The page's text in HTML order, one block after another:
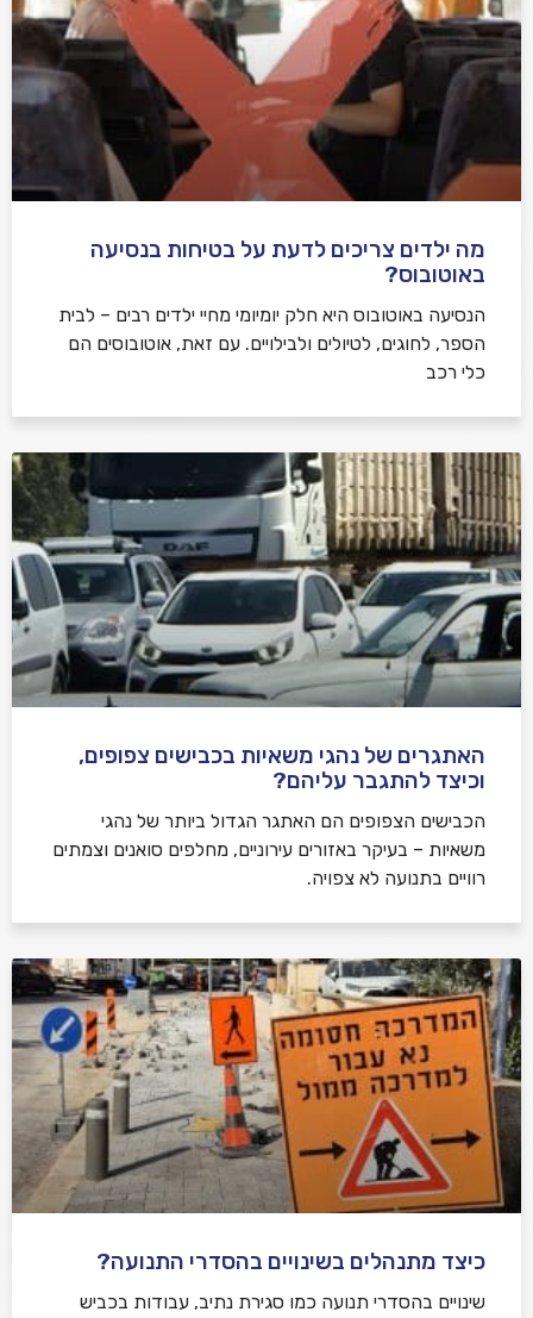
מה ילדים צריכים לדעת על בטיחות בנסיעה
באוטובוס?
הנסיעה באוטובוס היא חלק יומיומי מחיי ילדים רבים – לבית
הספר, לחוגים, לטיולים ולבילויים. עם זאת, אוטובוסים הם
כלי רכב
האתגרים של נהגי משאיות בכבישים צפופים,
וכיצד להתגבר עליהם?
הכבישים הצפופים הם האתגר הגדול ביותר של נהגי
משאיות – בעיקר באזורים עירוניים, מחלפים סואנים וצמתים
רוויים בתנועה לא צפויה.
כיצד מתנהלים בשינויים בהסדרי התנועה?
שינויים בהסדרי תנועה כמו סגירת נתיב, עבודות בכביש